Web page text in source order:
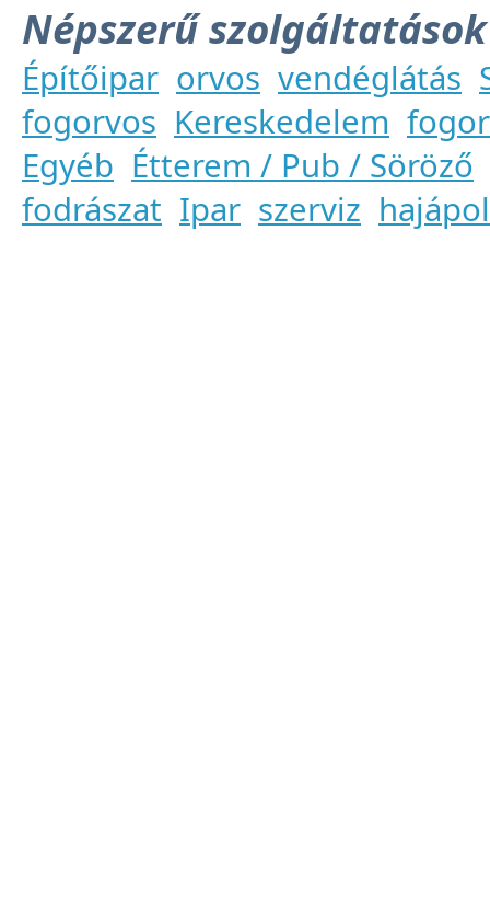
Népszerű szolgáltatások
Építőipar orvos vendéglátás
fogorvos Kereskedelem
Egyéb Étterem / Pub / Söröző
fodrászat Ipar szerviz